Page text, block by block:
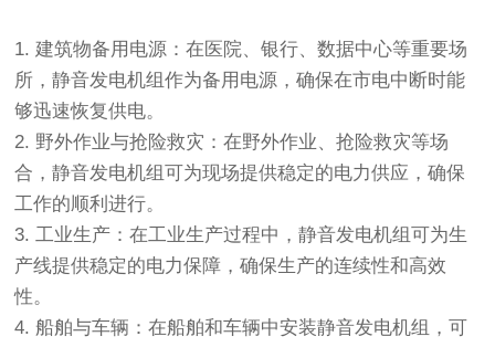
1. 建筑物备用电源：在医院、银行、数据中心等重要场
所，静音发电机组作为备用电源，确保在市电中断时能
够迅速恢复供电。
2. 野外作业与抢险救灾：在野外作业、抢险救灾等场
合，静音发电机组可为现场提供稳定的电力供应，确保
工作的顺利进行。
3. 工业生产：在工业生产过程中，静音发电机组可为生
产线提供稳定的电力保障，确保生产的连续性和高效
性。
4. 船舶与车辆：在船舶和车辆中安装静音发电机组，可